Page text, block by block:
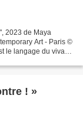
Maya
Art - Paris ©
le langage du vivant
! »